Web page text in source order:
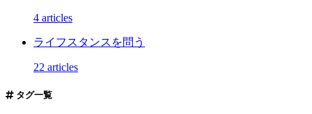
4 articles
ライフスタンスを問う
22 articles
タグ一覧